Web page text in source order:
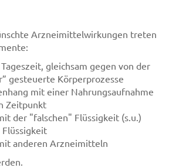
Arzneimittelwirkungen treten
gleichsam gegen von der
gesteuerte Körperprozesse
mit einer Nahrungsaufnahme
Zeitpunkt
der "falschen" Flüssigkeit (s.u.)
anderen Arzneimitteln